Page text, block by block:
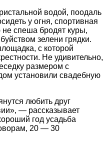
водой, поодаль
у огня, спортивная
спеша бродят куры,
зелени грядки.
с которой
Не удивительно,
размером с
установили свадебную
любить друг
— рассказывает
год усадьба
20 — 30